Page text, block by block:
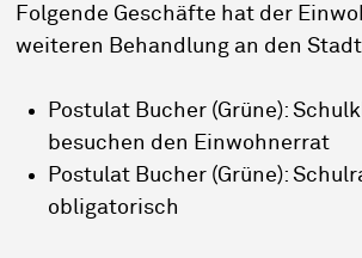
Folgende Geschäfte hat der
weiteren Behandlung an den
Postulat Bucher (Grüne):
besuchen den Einwohnerrat
Postulat Bucher (Grüne):
obligatorisch